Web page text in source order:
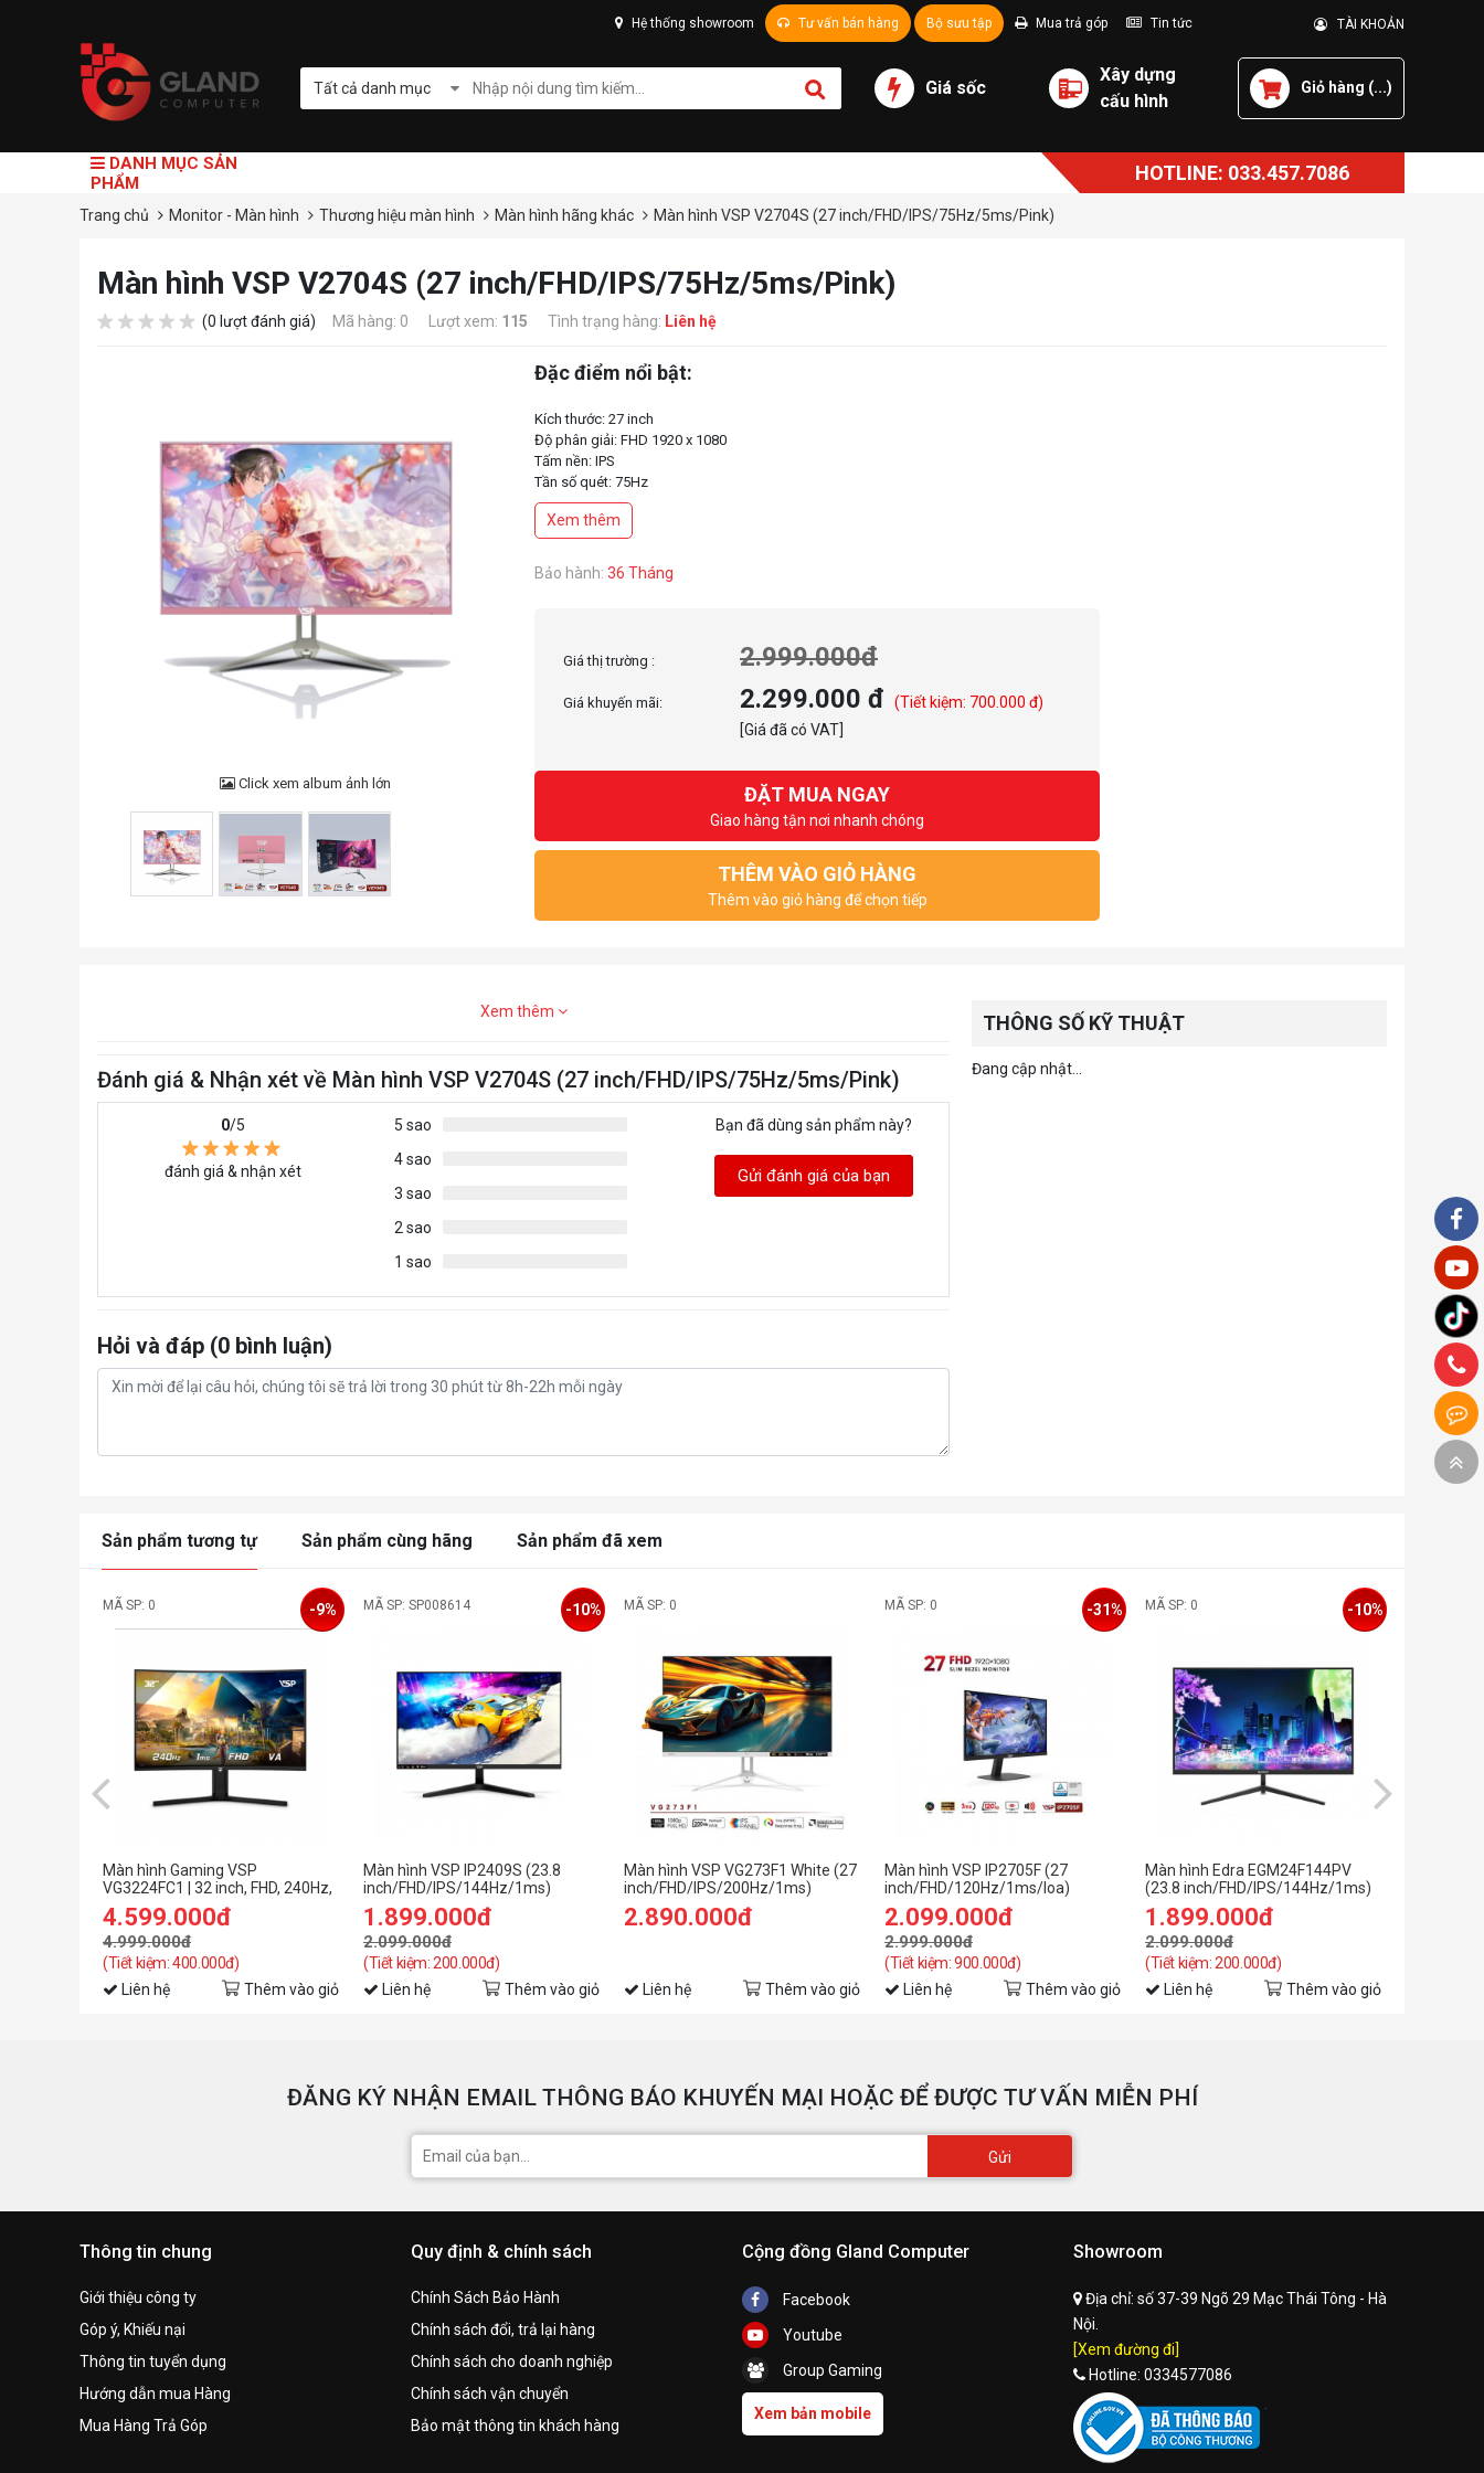
Hệ thống showroom Tư vấn bán hàng Bộ sưu tập Mua trả góp Tin tức TÀI KHOẢN
Tất cả danh mục Giá sốc
Xây dựng
cấu hình
Giỏ hàng (...)
DANH MỤC SẢN
PHẨM
HOTLINE: 033.457.7086
Trang chủ Monitor - Màn hình Thương hiệu màn hình Màn hình hãng khác Màn hình VSP V2704S (27 inch/FHD/IPS/75Hz/5ms/Pink)
Màn hình VSP V2704S (27 inch/FHD/IPS/75Hz/5ms/Pink)
(0 lượt đánh giá) Mã hàng: 0 Lượt xem: 115 Tình trạng hàng: Liên hệ
Click xem album ảnh lớn
Đặc điểm nổi bật:
Kích thước: 27 inch
Độ phân giải: FHD 1920 x 1080
Tấm nền: IPS
Tần số quét: 75Hz
Thời gian phản hồi: 5Ms
Độ sáng: 250 nits
Xem thêm
Bảo hành: 36 Tháng
Giá thị trường : 2.999.000đ
Giá khuyến mãi: 2.299.000 đ
(Tiết kiệm: 700.000 đ)
[Giá đã có VAT]
ĐẶT MUA NGAY
Giao hàng tận nơi nhanh chóng
THÊM VÀO GIỎ HÀNG
Thêm vào giỏ hàng để chọn tiếp
Xem thêm
Đánh giá & Nhận xét về Màn hình VSP V2704S (27 inch/FHD/IPS/75Hz/5ms/Pink)
0/5
đánh giá & nhận xét
5 sao
4 sao
3 sao
2 sao
1 sao
Bạn đã dùng sản phẩm này?
Gửi đánh giá của bạn
Hỏi và đáp (0 bình luận)
THÔNG SỐ KỸ THUẬT
Đang cập nhật...
Sản phẩm tương tự Sản phẩm cùng hãng Sản phẩm đã xem
MÃ SP: 0
Màn hình Gaming VSP
VG3224FC1 | 32 inch, FHD, 240Hz,
VA
4.599.000đ
4.999.000đ
(Tiết kiệm: 400.000đ)
-9%
Liên hệ Thêm vào giỏ
MÃ SP: SP008614
Màn hình VSP IP2409S (23.8
inch/FHD/IPS/144Hz/1ms)
1.899.000đ
2.099.000đ
(Tiết kiệm: 200.000đ)
-10%
Liên hệ Thêm vào giỏ
MÃ SP: 0
Màn hình VSP VG273F1 White (27
inch/FHD/IPS/200Hz/1ms)
2.890.000đ
Liên hệ Thêm vào giỏ
MÃ SP: 0
Màn hình VSP IP2705F (27
inch/FHD/120Hz/1ms/loa)
2.099.000đ
2.999.000đ
(Tiết kiệm: 900.000đ)
-31%
Liên hệ Thêm vào giỏ
MÃ SP: 0
Màn hình Edra EGM24F144PV
(23.8 inch/FHD/IPS/144Hz/1ms)
1.899.000đ
2.099.000đ
(Tiết kiệm: 200.000đ)
-10%
Liên hệ Thêm vào giỏ
ĐĂNG KÝ NHẬN EMAIL THÔNG BÁO KHUYẾN MẠI HOẶC ĐỂ ĐƯỢC TƯ VẤN MIỄN PHÍ
Gửi
Thông tin chung
Giới thiệu công ty
Góp ý, Khiếu nại
Thông tin tuyển dụng
Hướng dẫn mua Hàng
Mua Hàng Trả Góp
Quy định & chính sách
Chính Sách Bảo Hành
Chính sách đổi, trả lại hàng
Chính sách cho doanh nghiệp
Chính sách vận chuyển
Bảo mật thông tin khách hàng
Cộng đồng Gland Computer
Facebook
Youtube
Group Gaming
Xem bản mobile
Showroom
Địa chỉ: số 37-39 Ngõ 29 Mạc Thái Tông - Hà
Nội.
[Xem đường đi]
Hotline: 0334577086